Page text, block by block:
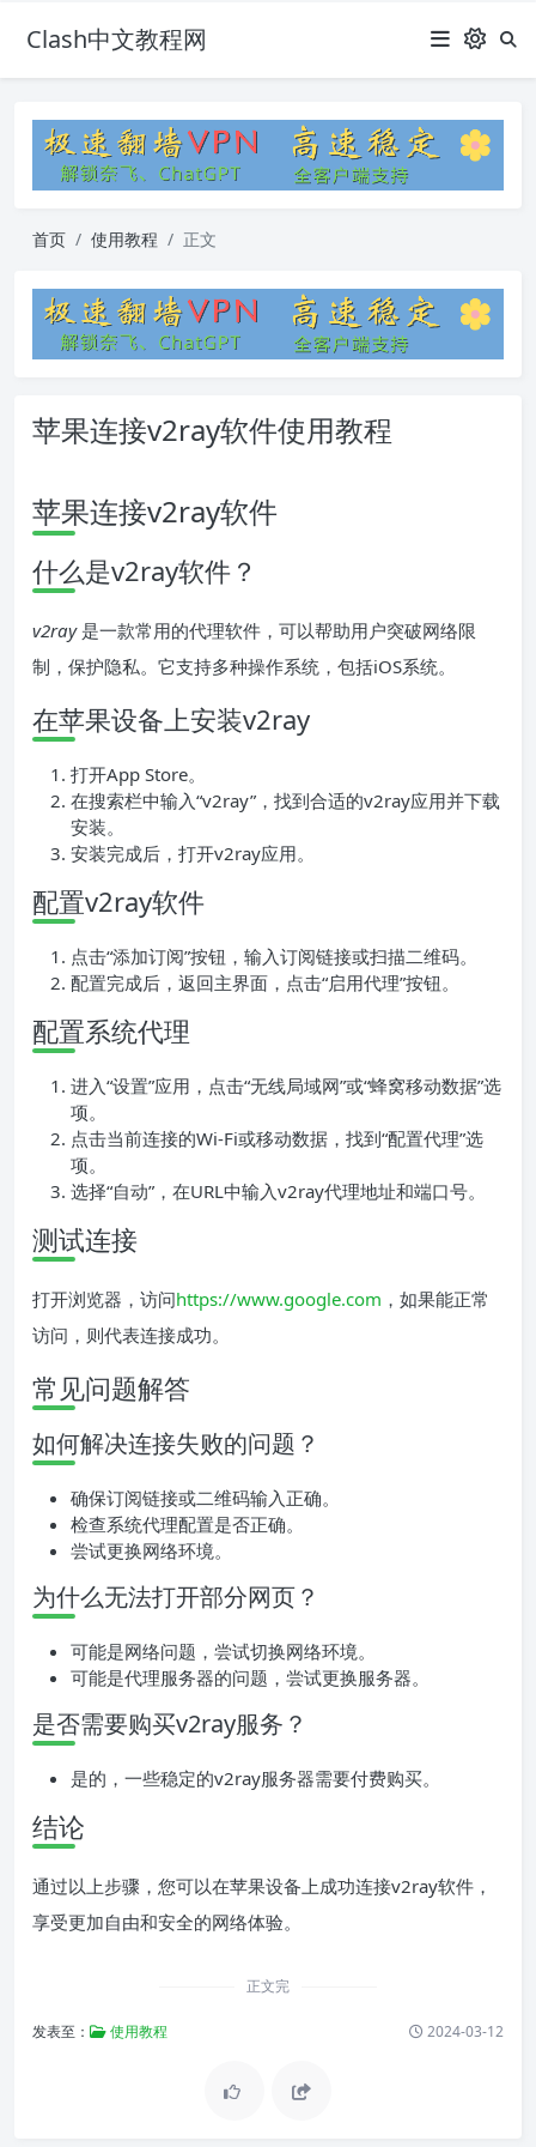
Clash中文教程网
首页 使用教程 正文
苹果连接v2ray软件使用教程
苹果连接v2ray软件
什么是v2ray软件？
v2ray是一款常用的代理软件，可以帮助用户突破网络限
制，保护隐私。它支持多种操作系统，包括iOS系统。
在苹果设备上安装v2ray
打开App Store。
在搜索栏中输入“v2ray”，找到合适的v2ray应用并下载
安装。
安装完成后，打开v2ray应用。
配置v2ray软件
点击“添加订阅”按钮，输入订阅链接或扫描二维码。
配置完成后，返回主界面，点击“启用代理”按钮。
配置系统代理
进入“设置”应用，点击“无线局域网”或“蜂窝移动数据”选
项。
点击当前连接的Wi-Fi或移动数据，找到“配置代理”选
项。
选择“自动”，在URL中输入v2ray代理地址和端口号。
测试连接
打开浏览器，访问https://www.google.com ，如果能正常
访问，则代表连接成功。
常见问题解答
如何解决连接失败的问题？
确保订阅链接或二维码输入正确。
检查系统代理配置是否正确。
尝试更换网络环境。
为什么无法打开部分网页？
可能是网络问题，尝试切换网络环境。
可能是代理服务器的问题，尝试更换服务器。
是否需要购买v2ray服务？
是的，一些稳定的v2ray服务器需要付费购买。
结论
通过以上步骤，您可以在苹果设备上成功连接v2ray软件，
享受更加自由和安全的网络体验。
正文完
发表至： 使用教程 2024-03-12